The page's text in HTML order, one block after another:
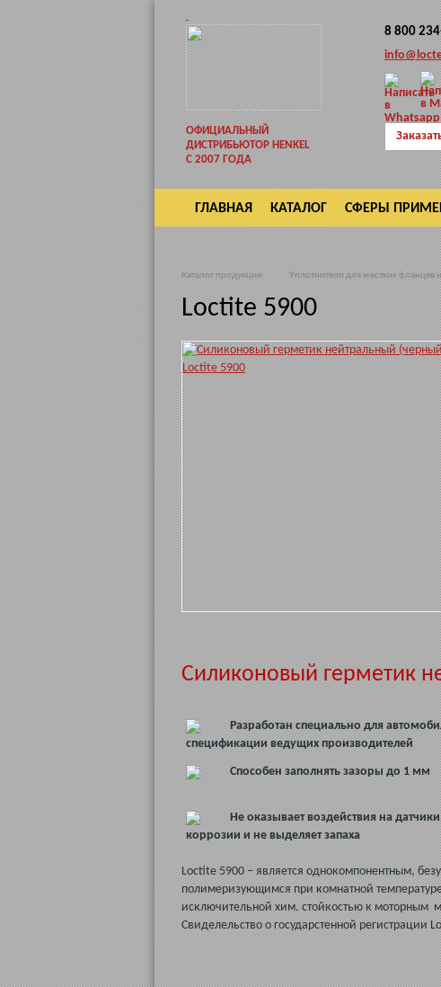
ОФИЦИАЛЬНЫЙ
ДИСТРИБЬЮТОР HENKEL
С 2007 ГОДА
8 800
ГЛАВНАЯ КАТАЛОГ СФЕРЫ
ВОЗВРАТ
Каталог продукции Уплотнители для жестких фланцев
Loctite 5900
Силиконовый герметик
Разработан специально для
спецификации ведущих производителей
Способен заполнять зазоры до 1 мм
Не оказывает воздействия на
коррозии и не выделяет запаха
Loctite 5900 – является однокомпонентным,
полимеризующимся при комнатной
исключительной хим. стойкостью к моторным
Свиделельство о государстенной регистрации